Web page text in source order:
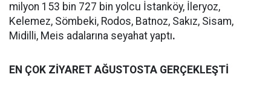
milyon 153 bin 727 bin yolcu İstanköy, İleryoz,
Kelemez, Sömbeki, Rodos, Batnoz, Sakız, Sisam,
Midilli, Meis adalarına seyahat yaptı.
EN ÇOK ZİYARET AĞUSTOSTA GERÇEKLEŞTİ